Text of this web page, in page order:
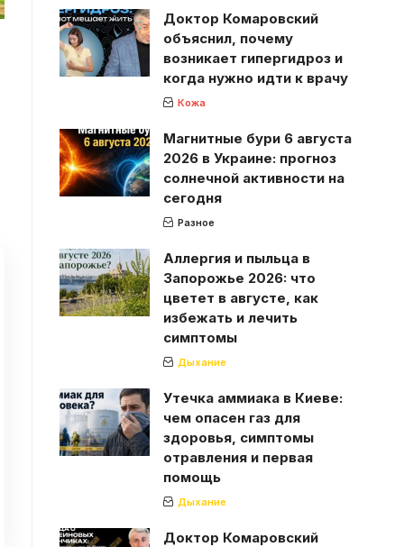
Доктор Комаровский
объяснил, почему
возникает гипергидроз и
когда нужно идти к врачу
Кожа
Магнитные бури 6 августа
2026 в Украине: прогноз
солнечной активности на
сегодня
Разное
Аллергия и пыльца в
Запорожье 2026: что
цветет в августе, как
избежать и лечить
симптомы
Дыхание
Утечка аммиака в Киеве:
чем опасен газ для
здоровья, симптомы
отравления и первая
помощь
Дыхание
Доктор Комаровский